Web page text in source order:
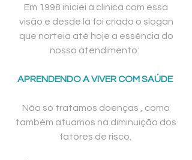
Em 1998 iniciei a clinica com essa
visão e desde lá foi criado o slogan
que norteia até hoje a essência do
nosso atendimento:
APRENDENDO A VIVER COM SAÚDE
Não só tratamos doenças , como
também atuamos na diminuição dos
fatores de risco.